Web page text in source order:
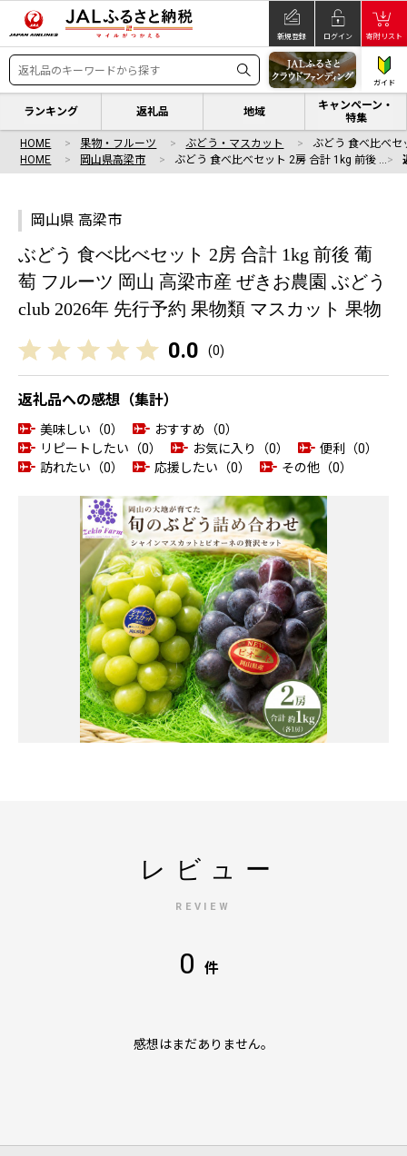
新規登録 ログイン 寄附リスト
ガイド
ランキング 返礼品 地域
キャンペーン・
特集
HOME 果物・フルーツ ぶどう・マスカット
ぶどう 食べ比べ
HOME
岡山県高梁市 ぶどう 食べ比べセット 2房 合計 1kg 前後 …
岡山県 高梁市
ぶどう 食べ比べセット 2房 合計 1kg 前後 葡
萄 フルーツ 岡山 高梁市産 ぜきお農園 ぶどう
club 2026年 先行予約 果物類 マスカット 果物
0.0 (0)
返礼品への感想（集計）
美味しい（0）
おすすめ（0）
リピートしたい（0）
お気に入り（0）
便利（0）
訪れたい（0）
応援したい（0） その他（0）
レビュー
REVIEW
0 件
感想はまだありません。